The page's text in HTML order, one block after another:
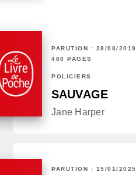
PARUTION : 28/08/2019
480 PAGES
POLICIERS
SAUVAGE
Jane Harper
PARUTION : 15/01/2025